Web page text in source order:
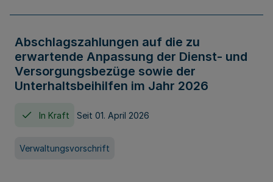
Abschlagszahlungen auf die zu
erwartende Anpassung der Dienst- und
Versorgungsbezüge sowie der
Unterhaltsbeihilfen im Jahr 2026
In Kraft Seit 01. April 2026
Verwaltungsvorschrift